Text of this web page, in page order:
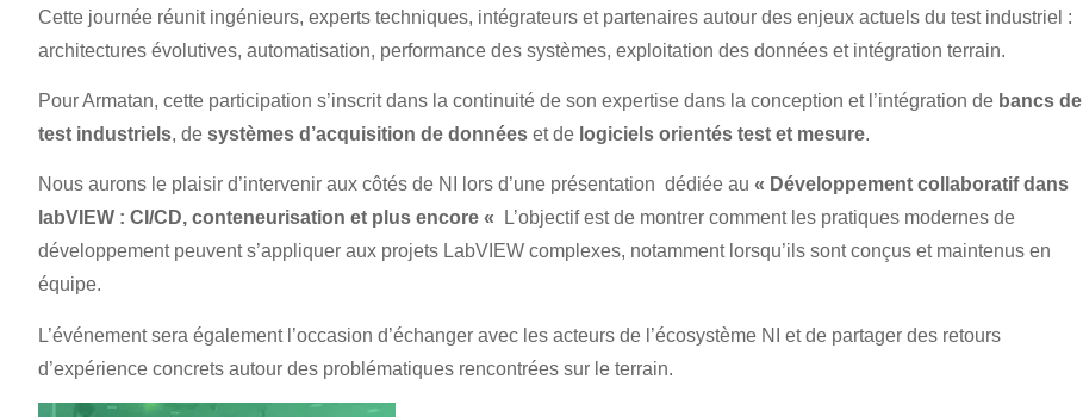
Cette journée réunit ingénieurs, experts techniques, intégrateurs et partenaires autour des enjeux actuels du test industriel :
architectures évolutives, automatisation, performance des systèmes, exploitation des données et intégration terrain.
Pour Armatan, cette participation s’inscrit dans la continuité de son expertise dans la conception et l’intégration de bancs de
test industriels, de systèmes d’acquisition de données et de logiciels orientés test et mesure.
Nous aurons le plaisir d’intervenir aux côtés de NI lors d’une présentation dédiée au « Développement collaboratif dans
labVIEW : CI/CD, conteneurisation et plus encore «
L’objectif est de montrer comment les pratiques modernes de
développement peuvent s’appliquer aux projets LabVIEW complexes, notamment lorsqu’ils sont conçus et maintenus en
équipe.
L’événement sera également l’occasion d’échanger avec les acteurs de l’écosystème NI et de partager des retours
d’expérience concrets autour des problématiques rencontrées sur le terrain.